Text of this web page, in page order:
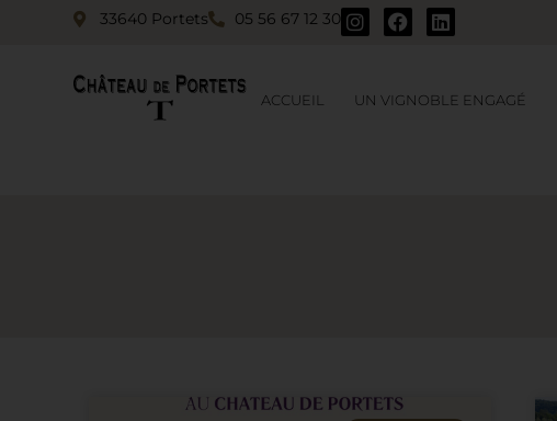
33640 Portets 05 56 67 12 30
ACCUEIL UN VIGNOBLE ENGAGÉ